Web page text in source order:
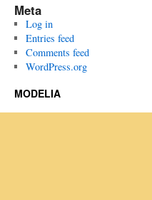
Meta
Log in
Entries feed
Comments feed
WordPress.org
MODELIA